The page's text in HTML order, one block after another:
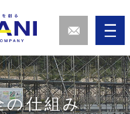
の仕組み